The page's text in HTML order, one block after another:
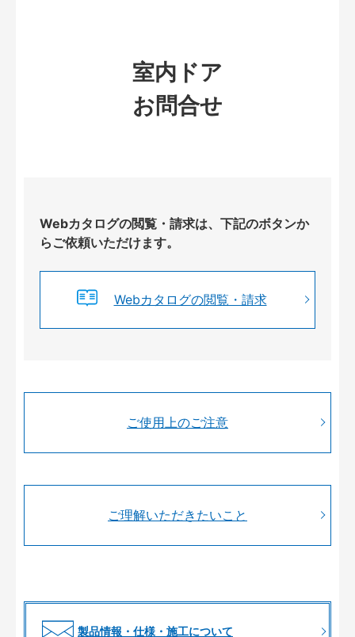
室内ドア
お問合せ
Webカタログの閲覧・請求は、下記のボタンか
らご依頼いただけます。
Webカタログの閲覧・請求
ご使用上のご注意
ご理解いただきたいこと
製品情報・仕様・施工について